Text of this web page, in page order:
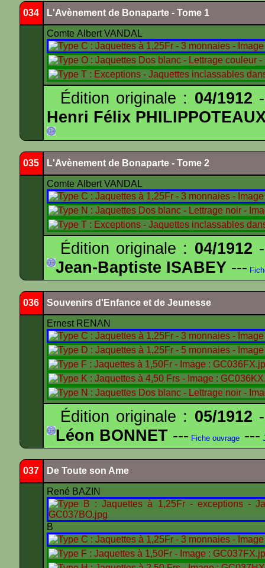
034 L'Avènement de Bonaparte - Tome 1
Comte Albert VANDAL
Édition originale : 04/1912
Henri Félix
035 L'Avènement de Bonaparte - Tome 2
Comte Albert VANDAL
Édition originale : 04/1912
Jean-Baptiste ISABEY ---
036 Souvenirs d'Enfance et de Jeunesse
Ernest RENAN
Édition originale : 05/1912
Léon BONNET --- Fiche ouvrage ---
037 De Toute son Ame
René BAZIN
B